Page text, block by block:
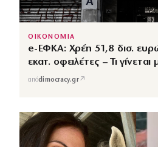
ΟΙΚΟΝΟΜΙΑ
e-ΕΦΚΑ: Χρέη 51,8 δισ.
εκατ. οφειλέτες – Τι γίνεται
απόdimocracy.gr↗